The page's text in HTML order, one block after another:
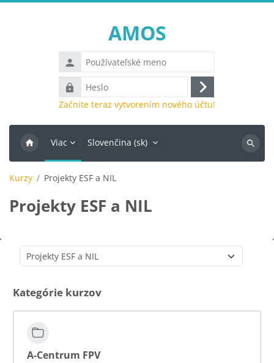
AMOS
Používateľské
meno
Heslo
Prihlásiť
sa
Začnite teraz vytvorením nového účtu!
Viac Slovenčina ‎(sk)‎
kurzy
Kurzy Projekty ESF a NIL
Projekty ESF a NIL
Kategórie kurzov
A-Centrum FPV